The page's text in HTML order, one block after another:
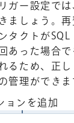
ガー設定で
ましょう。
タクトが
あった場合
るため、正
管理ができま
ョンを追加